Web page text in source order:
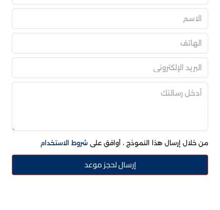
من خلال إرسال هذا النموذج ، أوافق على شروط الاستخدام
إرسال لحجز موعد